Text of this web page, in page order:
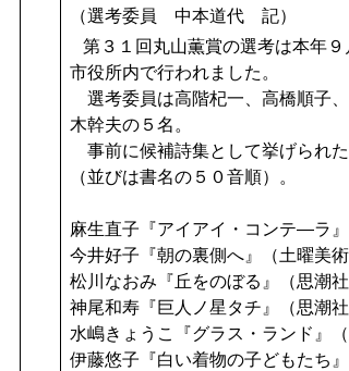
（選考委員 中本道代 記）
第３１回丸山薫賞の選考は本年
市役所内で行われました。
選考委員は高階杞一、高橋順子
木幹夫の５名。
事前に候補詩集として挙げられ
（並びは書名の５０音順）。
麻生直子『アイアイ・コンテ―ラ』
今井好子『朝の裏側へ』（土曜美術
松川なおみ『丘をのぼる』（思潮社
神尾和寿『巨人ノ星タチ』（思潮社
水嶋きょうこ『グラス・ランド』（
伊藤悠子『白い着物の子どもたち』